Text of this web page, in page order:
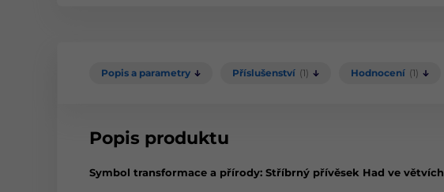
Popis a parametry Příslušenství (1) Hodnocení (1)
Popis produktu
Symbol transformace a přírody: Stříbrný přívěsek Had ve větvích